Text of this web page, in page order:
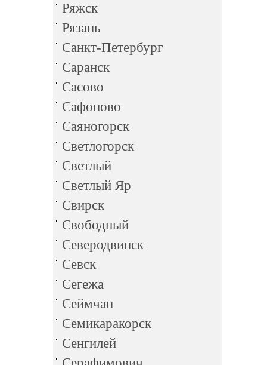
Ряжск
Рязань
Санкт-Петербург
Саранск
Сасово
Сафоново
Саяногорск
Светлогорск
Светлый
Светлый Яр
Свирск
Свободный
Северодвинск
Севск
Сегежа
Сеймчан
Семикаракорск
Сенгилей